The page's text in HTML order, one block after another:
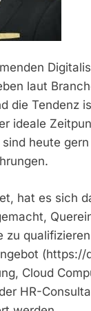
laut
die Tendenz
ideale
heute
hat es sich
zu
Cloud
HR-